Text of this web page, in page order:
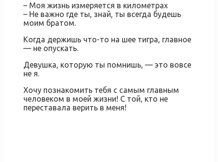
– Моя жизнь измеряется в километрах
– Не важно где ты, знай, ты всегда будешь
моим братом.
Когда держишь что-то на шее тигра, главное
— не опускать.
Девушка, которую ты помнишь, — это вовсе
не я.
Хочу познакомить тебя с самым главным
человеком в моей жизни! С той, кто не
переставала верить в меня!